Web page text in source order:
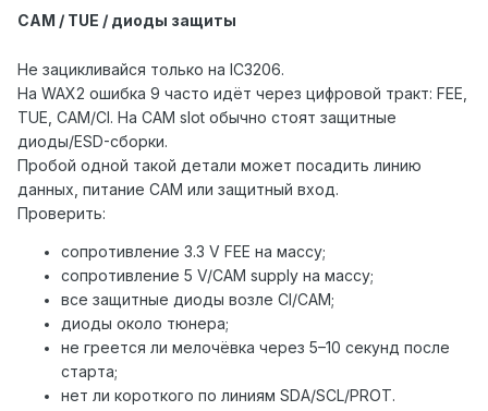
CAM / TUE / диоды защиты
Не зацикливайся только на IC3206.
На WAX2 ошибка 9 часто идёт через цифровой тракт: FEE,
TUE, CAM/CI. На CAM slot обычно стоят защитные
диоды/ESD-сборки.
Пробой одной такой детали может посадить линию
данных, питание CAM или защитный вход.
Проверить:
сопротивление 3.3 V FEE на массу;
сопротивление 5 V/CAM supply на массу;
все защитные диоды возле CI/CAM;
диоды около тюнера;
не греется ли мелочёвка через 5–10 секунд после
старта;
нет ли короткого по линиям SDA/SCL/PROT.